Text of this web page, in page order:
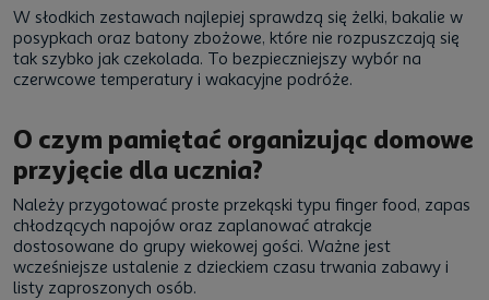
W słodkich zestawach najlepiej sprawdzą się żelki, bakalie w
posypkach oraz batony zbożowe, które nie rozpuszczają się
tak szybko jak czekolada. To bezpieczniejszy wybór na
czerwcowe temperatury i wakacyjne podróże.
O czym pamiętać organizując domowe
przyjęcie dla ucznia?
Należy przygotować proste przekąski typu finger food, zapas
chłodzących napojów oraz zaplanować atrakcje
dostosowane do grupy wiekowej gości. Ważne jest
wcześniejsze ustalenie z dzieckiem czasu trwania zabawy i
listy zaproszonych osób.